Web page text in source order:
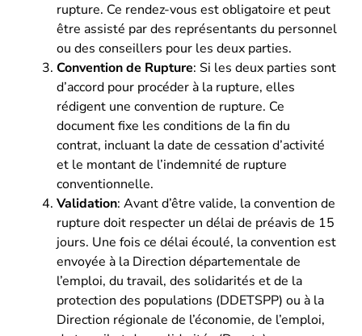
rupture. Ce rendez-vous est obligatoire et peut
être assisté par des représentants du personnel
ou des conseillers pour les deux parties.
Convention de Rupture: Si les deux parties sont
d’accord pour procéder à la rupture, elles
rédigent une convention de rupture. Ce
document fixe les conditions de la fin du
contrat, incluant la date de cessation d’activité
et le montant de l’indemnité de rupture
conventionnelle.
Validation: Avant d’être valide, la convention de
rupture doit respecter un délai de préavis de 15
jours. Une fois ce délai écoulé, la convention est
envoyée à la Direction départementale de
l’emploi, du travail, des solidarités et de la
protection des populations (DDETSPP) ou à la
Direction régionale de l’économie, de l’emploi,